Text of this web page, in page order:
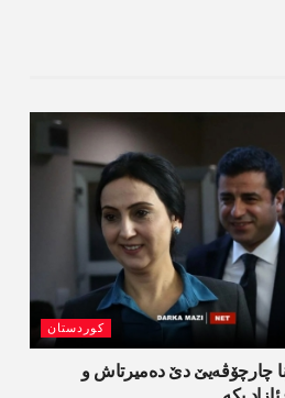
کوردستان
چارچۆڤەیێ دێ دەمیرتاش و